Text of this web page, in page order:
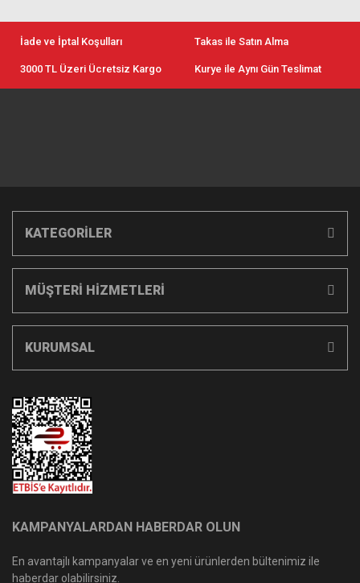
İade ve İptal Koşulları Takas ile Satın Alma
3000 TL Üzeri Ücretsiz Kargo Kurye ile Aynı Gün Teslimat
KATEGORİLER
MÜŞTERİ HİZMETLERİ
KURUMSAL
KAMPANYALARDAN HABERDAR OLUN
En avantajlı kampanyalar ve en yeni ürünlerden bültenimiz ile
haberdar olabilirsiniz.